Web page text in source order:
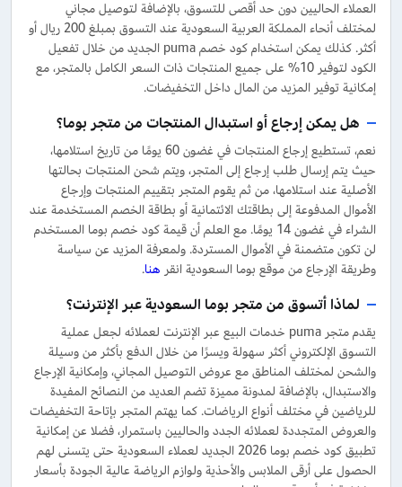
العملاء الحاليين دون حد أقصى للتسوق، بالإضافة لتوصيل مجاني
لمختلف أنحاء المملكة العربية السعودية عند التسوق بمبلغ 200 ريال أو
أكثر. كذلك يمكن استخدام كود خصم puma الجديد من خلال تفعيل
الكود لتوفير 10% على جميع المنتجات ذات السعر الكامل بالمتجر، مع
إمكانية توفير المزيد من المال داخل التخفيضات.
هل يمكن إرجاع أو استبدال المنتجات من متجر بوما؟
نعم، تستطيع إرجاع المنتجات في غضون 60 يومًا من تاريخ استلامها،
حيث يتم إرسال طلب إرجاع إلى المتجر، ويتم شحن المنتجات بحالتها
الأصلية عند استلامها، من ثم يقوم المتجر بتقييم المنتجات وإرجاع
الأموال المدفوعة إلى بطاقتك الائتمانية أو بطاقة الخصم المستخدمة عند
الشراء في غضون 14 يومًا. مع العلم أن قيمة كود خصم بوما المستخدم
لن تكون متضمنة في الأموال المستردة. ولمعرفة المزيد عن سياسة
وطريقة الإرجاع من موقع بوما السعودية انقر هنا.
لماذا أتسوق من متجر بوما السعودية عبر الإنترنت؟
يقدم متجر puma خدمات البيع عبر الإنترنت لعملائه لجعل عملية
التسوق الإلكتروني أكثر سهولة ويسرًا من خلال الدفع بأكثر من وسيلة
والشحن لمختلف المناطق مع عروض التوصيل المجاني، وإمكانية الإرجاع
والاستبدال، بالإضافة لمدونة مميزة تضم العديد من النصائح المفيدة
للرياضين في مختلف أنواع الرياضات. كما يهتم المتجر بإتاحة التخفيضات
والعروض المتجددة لعملائه الجدد والحاليين باستمرار، فضلا عن إمكانية
تطبيق كود خصم بوما 2026 الجديد لعملاء السعودية حتى يتسنى لهم
الحصول على أرقى الملابس والأحذية ولوازم الرياضة عالية الجودة بأسعار